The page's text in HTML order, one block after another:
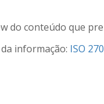
do conteúdo que
informação: ISO